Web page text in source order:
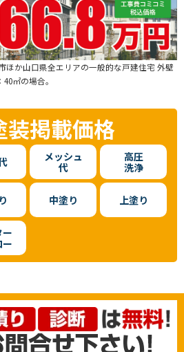
ほか山口県全エリアの一般的な戸建住宅 外壁
㎡の場合。
装掲載価格
メッシュ
代
高圧
洗浄
中塗り 上塗り
ー
ー